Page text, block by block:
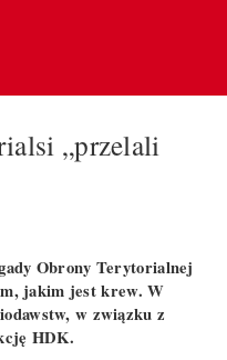
„przelali
Obrony Terytorialnej
jakim jest krew. W
w związku z
HDK.